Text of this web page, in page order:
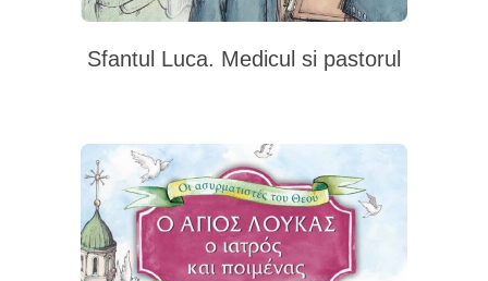
Sfantul Luca. Medicul si pastorul